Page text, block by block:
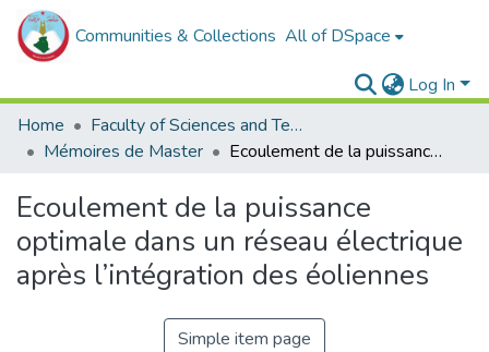
Communities & Collections All of DSpace
Log In
Home
Faculty of Sciences and Technology
Mémoires de Master
Ecoulement de la puissance optimale dans un réseau électrique après l’intégration des éoliennes
Ecoulement de la puissance
optimale dans un réseau électrique
après l’intégration des éoliennes
Simple item page